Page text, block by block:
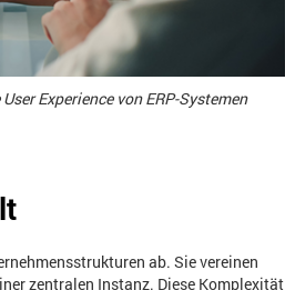
Experience von ERP-Systemen
ab. Sie vereinen
zentralen Instanz. Diese Komplexität